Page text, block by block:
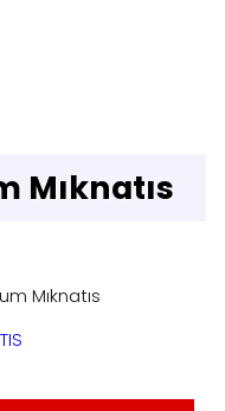
Mıknatıs
Mıknatıs